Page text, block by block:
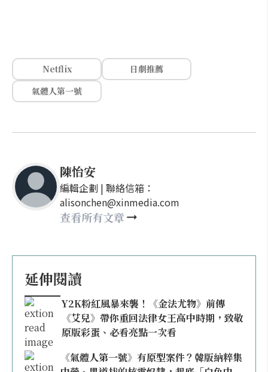
Netflix
日劇推薦
氣體人第一號
陳怡安
編輯企劃 | 聯絡信箱：
alisonchen@xinmedia.com
查看所有文章
延伸閱讀
Y2K粉紅風暴來襲！《金法尤物》前傳
《艾兒》帶你重回法律女王高中時期，致敬
原版彩蛋、必看亮點一次看
《氣體人第一號》有原型案件？韓版納粹集